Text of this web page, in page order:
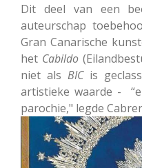
Dit deel van een
auteurschap
Gran Canarische
het Cabildo
niet als BICis
artistieke waarde -
parochie," legde